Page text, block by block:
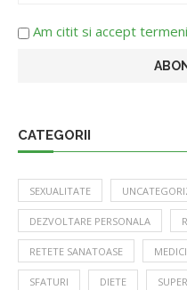
Am citit si accept
CATEGORII
SEXUALITATE
DEZVOLTARE PERSONALA
RETETE SANATOASE
SFATURI DIETE